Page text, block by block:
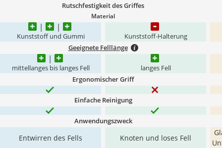
Rutschfestigkeit des Griffes
Material
Kunststoff und Gummi Kunststoff-Halterung
Geeignete Felllänge
mittellanges bis langes Fell langes Fell
Ergonomischer Griff
Einfache Reinigung
Anwendungszweck
Entwirren des Fells Knoten und loses Fell